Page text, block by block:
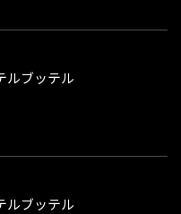
ルブッテル
ルブッテル